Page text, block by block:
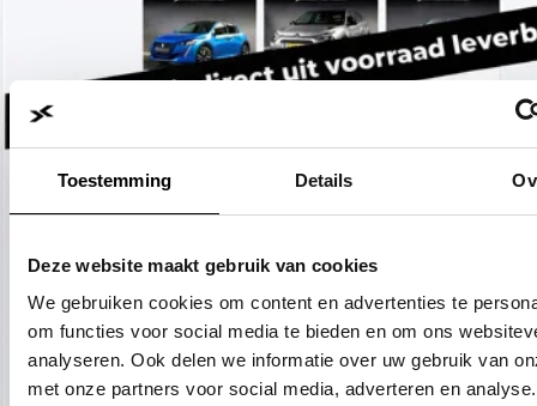
Toestemming Details
Deze website maakt gebruik van cookies
We gebruiken cookies om content en advertenties te
om functies voor social media te bieden en om ons
analyseren. Ook delen we informatie over uw gebruik van
met onze partners voor social media, adverteren en